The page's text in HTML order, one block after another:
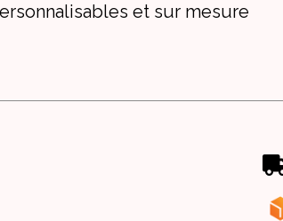
et sur mesure